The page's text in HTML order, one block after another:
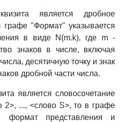
является дробное
графе "Формат" указывается
в виде N(m.k), где m -
знаков в числе, включая
десятичную точку и знак
дробной части числа.
является словосочетание
2>, ..., <слово S>, то в графе
формат представления и